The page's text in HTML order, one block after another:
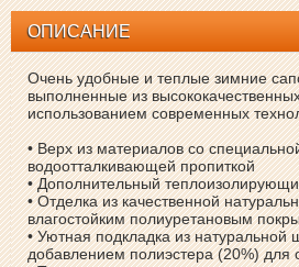
ОПИСАНИЕ
Очень удобные и теплые зимние
выполненные из
использованием современных
• Верх из материалов со
водоотталкивающей пропиткой
• Дополнительный
• Отделка из качественной
влагостойким полиуретановым
• Уютная подкладка из натуральной
добавлением полиэстера (20%) для